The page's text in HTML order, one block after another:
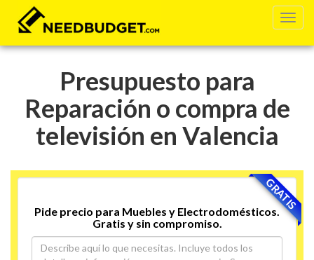
Presupuesto para
Reparación o compra de
televisión en Valencia
GRATIS
Pide precio para Muebles y Electrodomésticos.
Gratis y sin compromiso.